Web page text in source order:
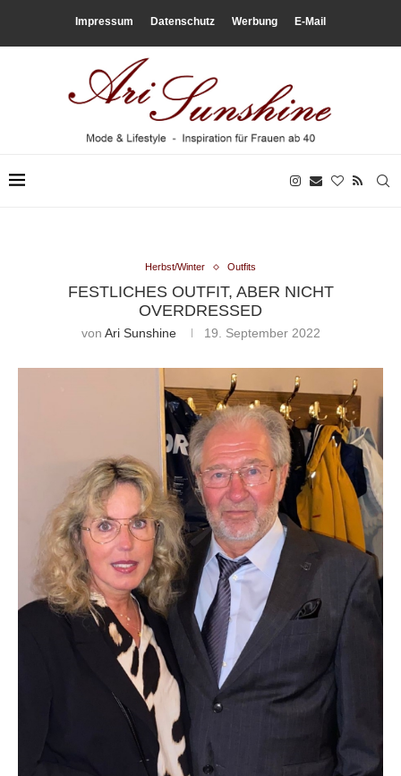
Impressum Datenschutz Werbung E-Mail
Herbst/Winter Outfits
FESTLICHES OUTFIT, ABER NICHT
OVERDRESSED
von Ari Sunshine 19. September 2022